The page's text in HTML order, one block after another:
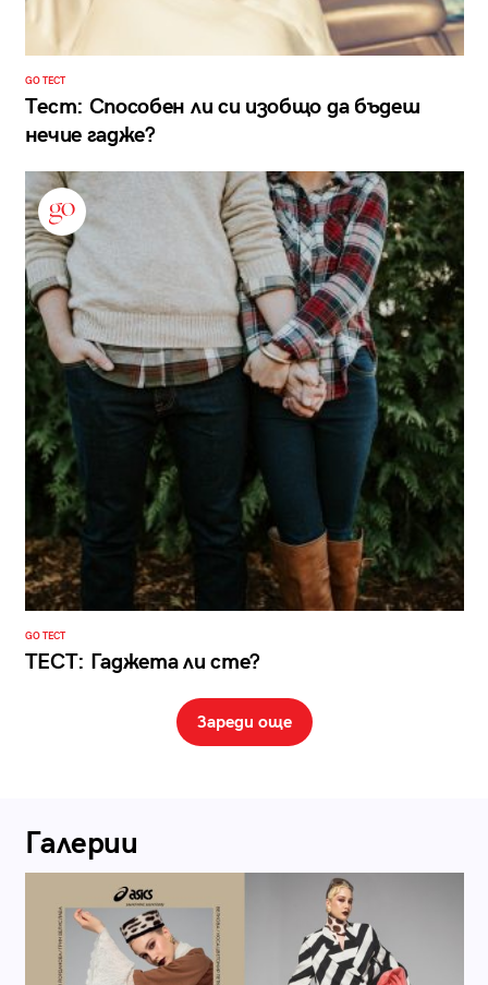
GO ТЕСТ
Тест: Способен ли си изобщо да бъдеш
нечие гадже?
GO ТЕСТ
ТЕСТ: Гаджета ли сте?
Зареди още
Галерии